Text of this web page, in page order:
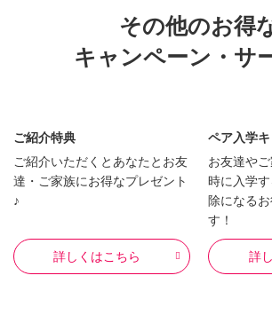
その他のお得
キャンペーン・サ
ご紹介特典
ご紹介いただくとあなたとお友
達・ご家族にお得なプレゼント
♪
詳しくはこちら
ペア入学
お友達や
時に入学
除になる
す！
詳